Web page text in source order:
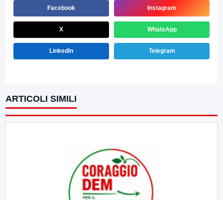
Facebook Instagram
X WhatsApp
LinkedIn Telegram
ARTICOLI SIMILI